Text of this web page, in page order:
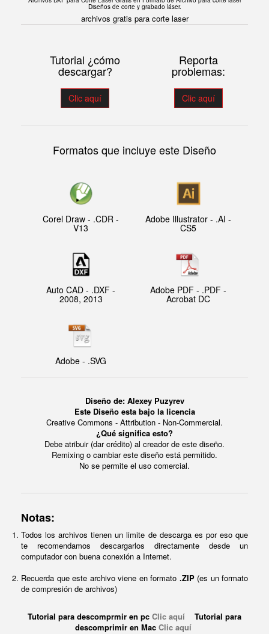
Diseños de corte y grabado láser.
archivos gratis para corte laser
Tutorial ¿cómo
descargar?
Clic aquí
Reporta
problemas:
Clic aquí
Formatos que incluye este Diseño
Corel Draw - .CDR -
V13
Adobe Illustrator - .AI -
CS5
Auto CAD - .DXF -
2008, 2013
Adobe PDF - .PDF -
Acrobat DC
Adobe - .SVG
Diseño de: Alexey Puzyrev
Este Diseño esta bajo la licencia
Creative Commons - Attribution - Non-Commercial.
¿Qué significa esto?
Debe atribuir (dar crédito) al creador de este diseño.
Remixing o cambiar este diseño está permitido.
No se permite el uso comercial.
Notas:
Todos los archivos tienen un limite de descarga es por eso que
te recomendamos descargarlos directamente desde un
computador con buena conexión a Internet.
Recuerda que este archivo viene en formato .ZIP(es un formato
de compresión de archivos)
Tutorial para descomprmir en pc Clic aquí Tutorial para
descomprimir en Mac Clic aquí